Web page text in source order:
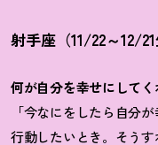
射手座（11/22～12/21
何が自分を幸せにして
「今なにをしたら自分
行動したいとき。そう